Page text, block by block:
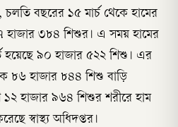
চলতি বছরের ১৫ মার্চ থেকে হামের
হাজার ৩৮৪ শিশুর। এ সময় হামের
হয়েছে ৯০ হাজার ৫২২ শিশু। এর
৮৬ হাজার ৮৪৪ শিশু বাড়ি
১২ হাজার ৯৬৪ শিশুর শরীরে হাম
স্বাস্থ্য অধিদপ্তর।